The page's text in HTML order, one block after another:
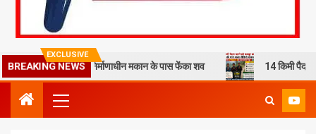
EXCLUSIVE
BREAKING NEWS
से हत्या कर निर्माणाधीन मकान के पास फेंका शव 14 किमी पैदल चलने को